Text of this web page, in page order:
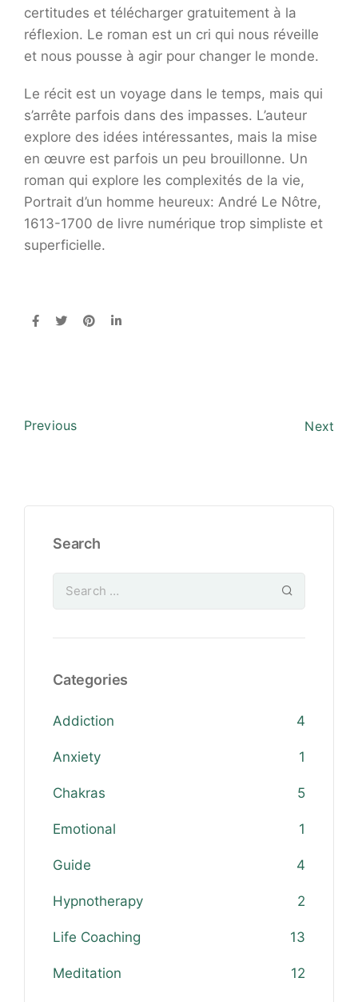
certitudes et télécharger gratuitement à la
réflexion. Le roman est un cri qui nous réveille
et nous pousse à agir pour changer le monde.
Le récit est un voyage dans le temps, mais qui
s’arrête parfois dans des impasses. L’auteur
explore des idées intéressantes, mais la mise
en œuvre est parfois un peu brouillonne. Un
roman qui explore les complexités de la vie,
Portrait d’un homme heureux: André Le Nôtre,
1613-1700 de livre numérique trop simpliste et
superficielle.
Previous Next
Search
Categories
Addiction 4
Anxiety 1
Chakras 5
Emotional 1
Guide 4
Hypnotherapy 2
Life Coaching 13
Meditation 12